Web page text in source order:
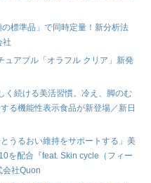
標準品」で同時定量！新分析法
社
ュアブル「オラフル クリア」新発
く続ける美活習慣。冷え、脚のむ
る機能性表示食品が新登場／新日
うるおい維持をサポートする」美
を配合『feat. Skin cycle（フィー
会社Quon